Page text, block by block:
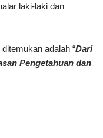
laki-laki dan
adalah “Dari
Pengetahuan dan